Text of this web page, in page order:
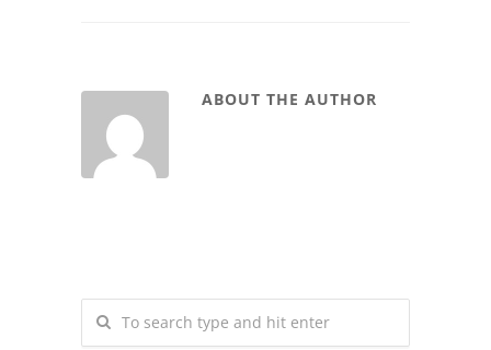
ABOUT THE AUTHOR